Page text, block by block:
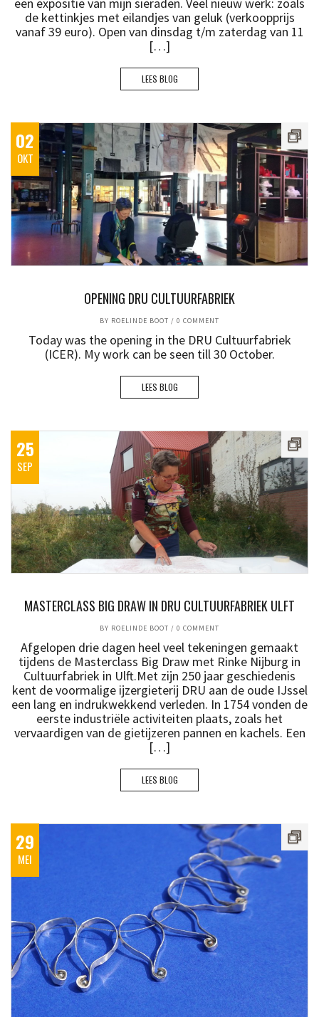
de kettinkjes met eilandjes van geluk (verkoopprijs
vanaf 39 euro). Open van dinsdag t/m zaterdag van 11
[…]
LEES BLOG
02
OKT
OPENING DRU CULTUURFABRIEK
BY ROELINDE BOOT / 0 COMMENT
Today was the opening in the DRU Cultuurfabriek
(ICER). My work can be seen till 30 October.
LEES BLOG
25
SEP
MASTERCLASS BIG DRAW IN DRU CULTUURFABRIEK ULFT
BY ROELINDE BOOT / 0 COMMENT
Afgelopen drie dagen heel veel tekeningen gemaakt
tijdens de Masterclass Big Draw met Rinke Nijburg in
Cultuurfabriek in Ulft.Met zijn 250 jaar geschiedenis
kent de voormalige ijzergieterij DRU aan de oude IJssel
een lang en indrukwekkend verleden. In 1754 vonden de
eerste industriële activiteiten plaats, zoals het
vervaardigen van de gietijzeren pannen en kachels. Een
[…]
LEES BLOG
29
MEI